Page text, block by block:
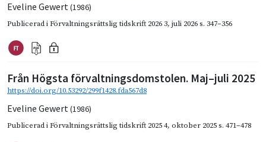
Eveline Gewert(1986)
Publicerad iFörvaltningsrättslig tidskrift 2026 3, juli 2026s. 347–356
Från Högsta förvaltningsdomstolen. Maj–juli 2025
https://doi.org/10.53292/299f1428.fda567d8
Eveline Gewert(1986)
Publicerad iFörvaltningsrättslig tidskrift 2025 4, oktober 2025s. 471–478